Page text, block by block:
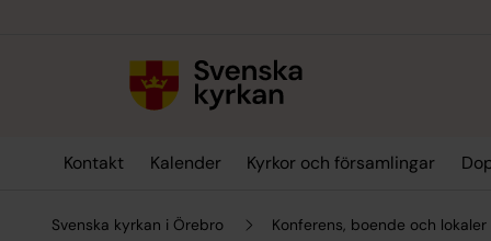
Kontakt Kalender Kyrkor och församlingar
Svenska kyrkan i Örebro Konferens, boende och lokaler